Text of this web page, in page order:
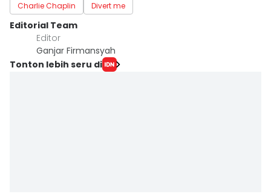
Charlie Chaplin
Divert me
Editorial Team
Editor
Ganjar Firmansyah
Tonton lebih seru di